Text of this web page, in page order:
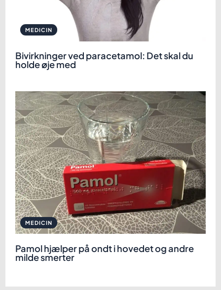
Bivirkninger ved paracetamol: Det skal du
holde øje med
MEDICIN
Pamol hjælper på ondt i hovedet og andre
milde smerter
MEDICIN